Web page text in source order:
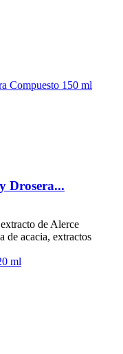
Drosera...
de Alerce
acacia, extractos